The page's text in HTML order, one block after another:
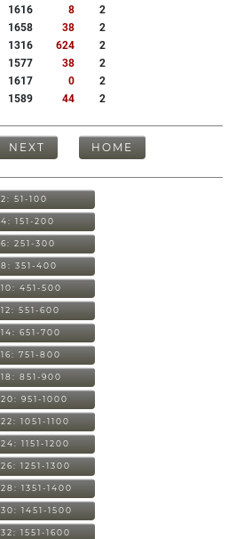
1616 8
2
1658 38
2
1316 624
2
1577 38
2
1617 0
2
1589 44 2
NEXT HOME
2: 51-100
4: 151-200
6: 251-300
8: 351-400
10: 451-500
12: 551-600
14: 651-700
16: 751-800
18: 851-900
20: 951-1000
22: 1051-1100
24: 1151-1200
26: 1251-1300
28: 1351-1400
30: 1451-1500
32: 1551-1600